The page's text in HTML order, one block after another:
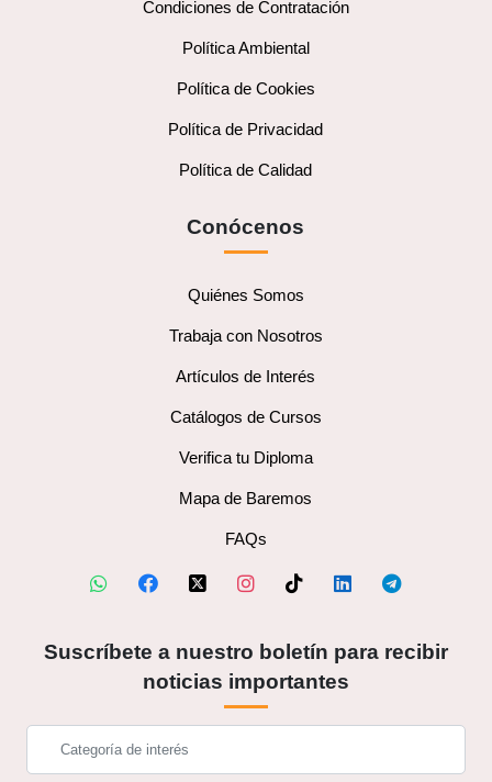
Condiciones de Contratación
Política Ambiental
Política de Cookies
Política de Privacidad
Política de Calidad
Conócenos
Quiénes Somos
Trabaja con Nosotros
Artículos de Interés
Catálogos de Cursos
Verifica tu Diploma
Mapa de Baremos
FAQs
Suscríbete a nuestro boletín para recibir
noticias importantes